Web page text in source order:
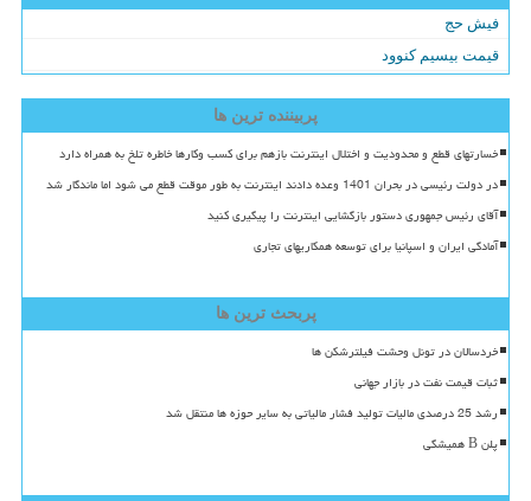
فیش حج
قیمت بیسیم کنوود
پربیننده ترین ها
خسارتهای قطع و محدودیت و اختلال اینترنت بازهم برای کسب وکارها خاطره تلخ به همراه دارد
در دولت رئیسی در بحران 1401 وعده دادند اینترنت به طور موقت قطع می شود اما ماندگار شد
آقای رئیس جمهوری دستور بازگشایی اینترنت را پیگیری کنید
آمادگی ایران و اسپانیا برای توسعه همکاریهای تجاری
پربحث ترین ها
خردسالان در تونل وحشت فیلترشکن ها
ثبات قیمت نفت در بازار جهانی
رشد 25 درصدی مالیات تولید فشار مالیاتی به سایر حوزه ها منتقل شد
پلن B همیشگی